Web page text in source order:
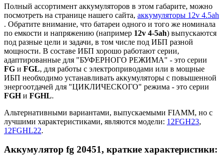
Полный ассортимент аккумуляторов в этом габарите, можно
посмотреть на странице нашего сайта, аккумуляторы 12v 4.5ah
. Обратите внимание, что батареи одного и того же номинала
по емкости и напряжению (например 12v 4-5ah) выпускаются
под разные цели и задачи, в том числе под ИБП разной
мощности. В составе ИБП хорошо работают серии,
адаптированные для "БУФЕРНОГО РЕЖИМА" - это серии
FG и FGL, для работы с электроприводами или в мощные
ИБП необходимо устанавливать аккумуляторы с повышенной
энергоотдачей для "ЦИКЛИЧЕСКОГО" режима - это серии
FGHи FGHL.
Альтернативными вариантами, выпускаемыми FIAMM, но с
лучшими характеристиками, являются модели: 12FGH23,
12FGHL22.
Аккумулятор fg 20451, краткие характеристики: